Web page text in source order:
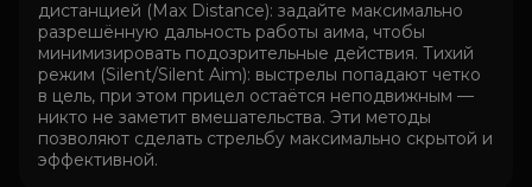
дистанцией (Max Distance): задайте максимально
разрешённую дальность работы аима, чтобы
минимизировать подозрительные действия. Тихий
режим (Silent/Silent Aim): выстрелы попадают четко
в цель, при этом прицел остаётся неподвижным —
никто не заметит вмешательства. Эти методы
позволяют сделать стрельбу максимально скрытой и
эффективной.